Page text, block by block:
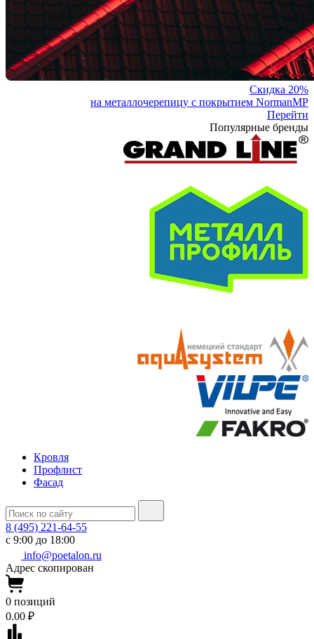
Скидка 20%
на металлочерепицу с покрытием NormanMP
Перейти
Популярные бренды
Кровля
Профлист
Фасад
8 (495) 221-64-55
с 9:00 до 18:00
info@poetalon.ru
Адрес скопирован
0 позиций
0.00 ₽